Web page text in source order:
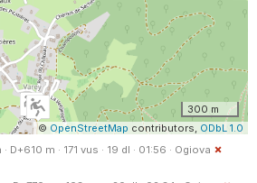
300 m
© OpenStreetMap contributors, ODbL 1.0
· D+610 m · 171 vus · 19 dl · 01:56 · Ogiova